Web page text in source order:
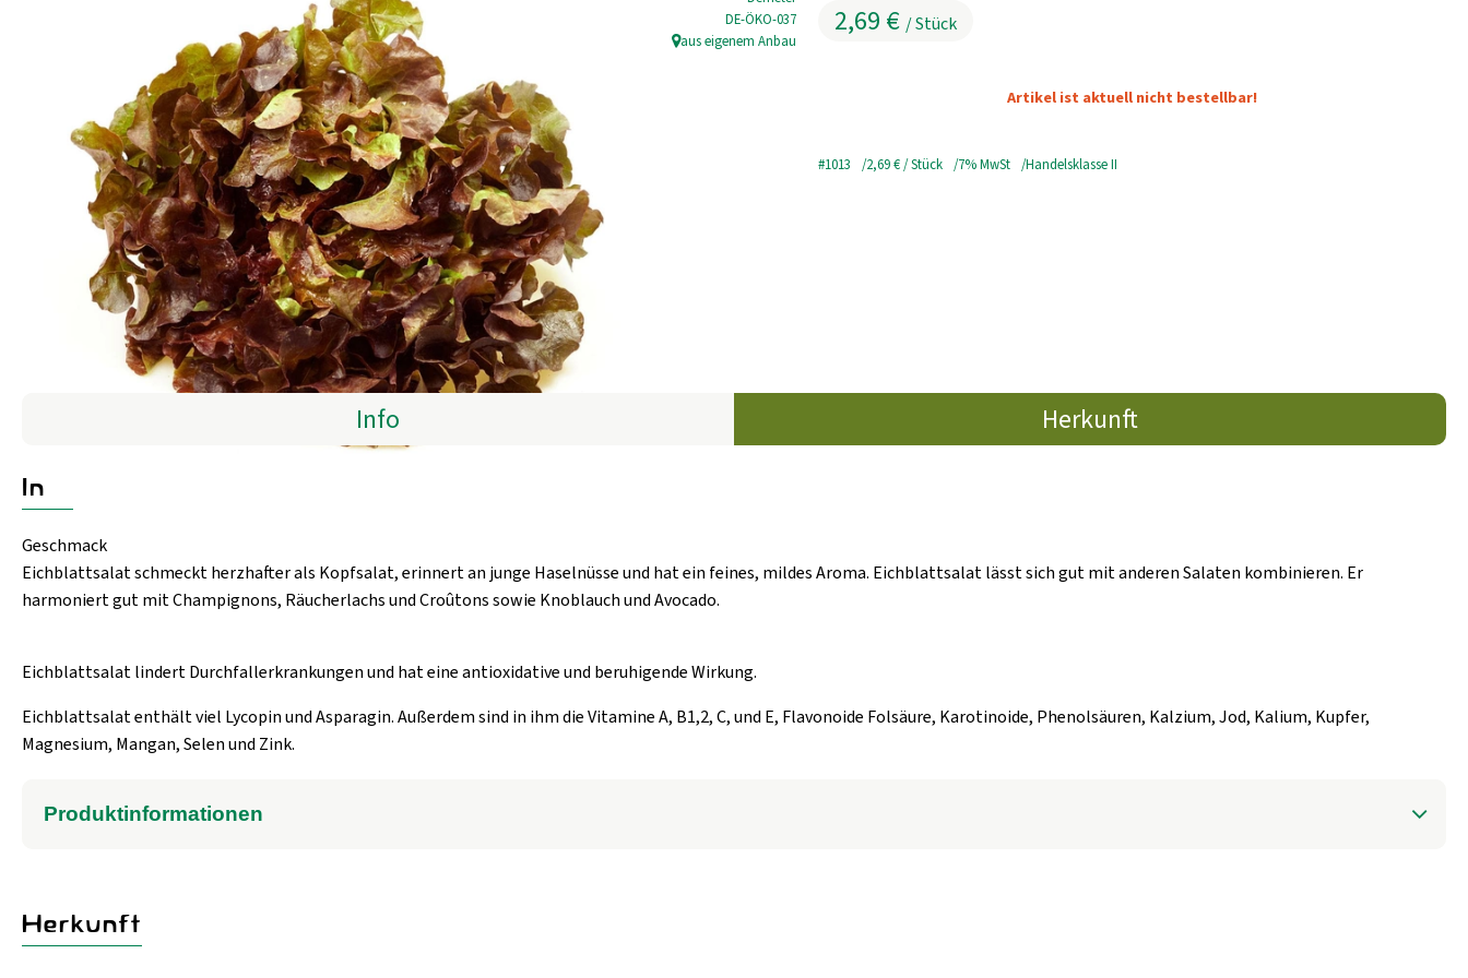
2,69 € / Stück
, Kontrollstelle:
DE-ÖKO-037
, Herkunft:
aus eigenem Anbau
Artikel ist aktuell nicht bestellbar!
#1013 2,69 €/ Stück 7% MwSt Handelsklasse II
Info Herkunft
Info
Geschmack
Eichblattsalat schmeckt herzhafter als Kopfsalat, erinnert an junge Haselnüsse und hat ein feines, mildes Aroma. Eichblattsalat lässt sich gut mit anderen Salaten kombinieren. Er
harmoniert gut mit Champignons, Räucherlachs und Croûtons sowie Knoblauch und Avocado.
Eichblattsalat lindert Durchfallerkrankungen und hat eine antioxidative und beruhigende Wirkung.
Eichblattsalat enthält viel Lycopin und Asparagin. Außerdem sind in ihm die Vitamine A, B1,2, C, und E, Flavonoide Folsäure, Karotinoide, Phenolsäuren, Kalzium, Jod, Kalium, Kupfer,
Magnesium, Mangan, Selen und Zink.
Produktinformationen
Herkunft